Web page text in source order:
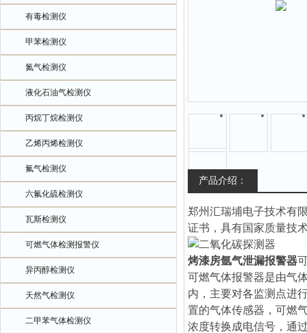
有毒检测仪
甲苯检测仪
氮气检测仪
液化石油气检测仪
丙烷丁烷检测仪
乙烯丙烯检测仪
氟气检测仪
六氟化硫检测仪
瓦斯检测仪
可燃气体检测报警仪
异丙醇检测仪
天然气检测仪
二甲苯气体检测仪
产品介绍：
郑州汇瑞埔电子技术有
证书，具有国家质量技
烤漆房氩气泄漏报警器
可燃气体报警器是由气
内，主要对各监测点进
置的气体传感器，可燃
浓度转换成电信号，通